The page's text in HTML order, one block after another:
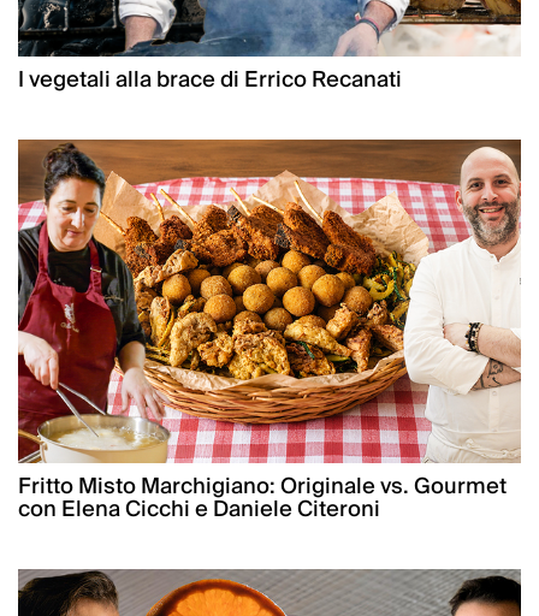
I vegetali alla brace di Errico Recanati
Fritto Misto Marchigiano: Originale vs. Gourmet
con Elena Cicchi e Daniele Citeroni